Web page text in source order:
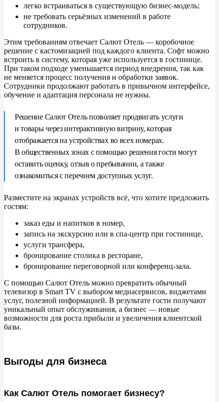
легко встраиваться в существующую бизнес-модель;
не требовать серьёзных изменений в работе
сотрудников.
Этим требованиям отвечает Салют Отель — коробочное
решение с кастомизацией под каждого клиента. Софт можно
встроить в систему, которая уже используется в гостинице.
При таком подходе уменьшается период внедрения, так как
не меняется процесс получения и обработки заявок.
Сотрудники продолжают работать в привычном интерфейсе,
обучение и адаптация персонала не нужны.
Решение Салют Отель позволяет продвигать услуги
и товары через интерактивную витрину, которая
отображается на устройствах во всех номерах.
В общественных зонах с помощью решения гости могут
оставить оценку, отзыв о пребывании, а также
ознакомиться с перечнем доступных услуг.
Разместите на экранах устройств всё, что хотите предложить
гостям:
заказ еды и напитков в номер,
запись на экскурсию или в спа-центр при гостинице,
услуги трансфера,
бронирование столика в ресторане,
бронирование переговорной или конференц-зала.
С помощью Салют Отель можно превратить обычный
телевизор в Smart TV с выбором медиасервисов, виджетами
услуг, полезной информацией. В результате гости получают
уникальный опыт обслуживания, а бизнес — новые
возможности для роста прибыли и увеличения клиентской
базы.
Выгоды для бизнеса
Как Салют Отель помогает бизнесу?